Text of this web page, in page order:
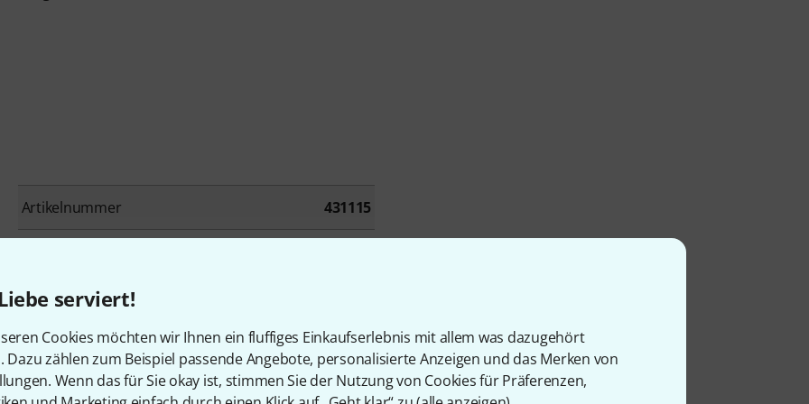
serviert!
Cookies möchten wir Ihnen ein fluffiges Einkaufserlebnis mit allem was dazugehört
Dazu zählen zum Beispiel passende Angebote, personalisierte Anzeigen und das Merken von
Wenn das für Sie okay ist, stimmen Sie der Nutzung von Cookies für Präferenzen,
Artikelnummer 431115
Drumcomputer
Expression Pedal Ja
Kopfhöreranschluss Ja